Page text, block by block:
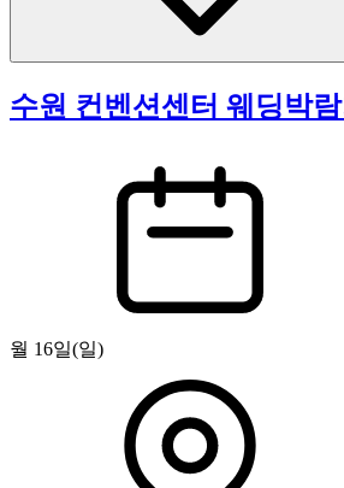
수원 컨벤션센터 웨딩박람
월 16일(일)